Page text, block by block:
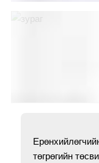
төгрөгийн